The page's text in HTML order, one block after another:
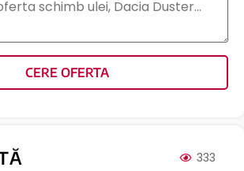
CERE OFERTA
333